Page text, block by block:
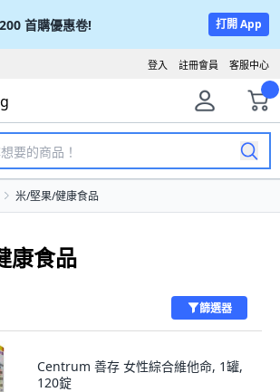
首購優惠卷! 打開 App
客服中心
註冊會員
登入
米/堅果/健康食品
康食品
篩選器
Centrum 善存 女性綜合維他命, 1罐,
120錠